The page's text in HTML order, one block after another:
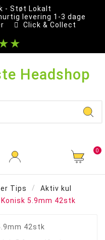
- Støt Lokalt
levering 1-3 dage
Click & Collect
Headshop
0
Tips
Aktiv kul
5.9mm 42stk